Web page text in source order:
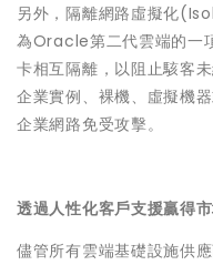
另外，隔離網路虛擬化
為Oracle第二代雲端的一
卡相互隔離，以阻止駭客
企業實例、裸機、虛擬機
企業網路免受攻擊。
透過人性化客戶支援贏得
儘管所有雲端基礎設施供